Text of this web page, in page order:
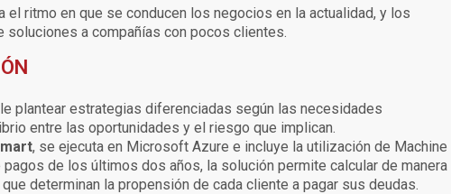
ritmo en que se conducen los negocios en la actualidad, y los
a compañías con pocos clientes.
plantear estrategias diferenciadas según las necesidades
entre las oportunidades y el riesgo que implican.
, se ejecuta en Microsoft Azure e incluye la utilización de Machine
de los últimos dos años, la solución permite calcular de manera
determinan la propensión de cada cliente a pagar sus deudas.